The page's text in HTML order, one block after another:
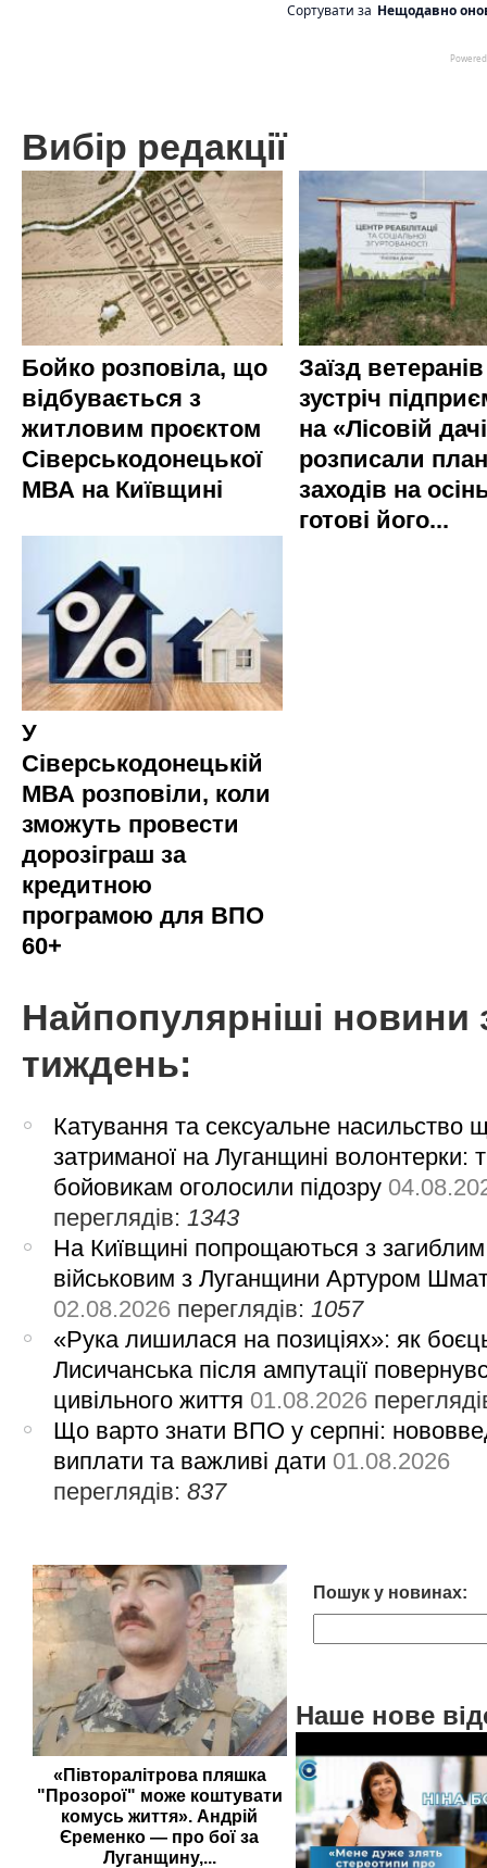
Вибір редакції
Бойко розповіла, що
відбувається з
житловим проєктом
Сіверськодонецької
МВА на Київщині
Заїзд
зустріч
на «Лісовій
розписали план
заходів на
готові його...
У
Сіверськодонецькій
МВА розповіли, коли
зможуть провести
дорозіграш за
кредитною
програмою для ВПО
60+
Найпопулярніші новини
тиждень:
Катування та сексуальне насильство
затриманої на Луганщині волонтерки:
бойовикам оголосили підозру
переглядів:1343
На Київщині попрощаються з загиблим
військовим з Луганщини Артуром
02.08.2026 переглядів:1057
«Рука лишилася на позиціях»: як
Лисичанська після ампутації
цивільного життя 01.08.2026
Що варто знати ВПО у серпні:
виплати та важливі дати 01.08.2026
переглядів:837
«Півторалітрова пляшка
"Прозорої" може коштувати
комусь життя». Андрій
Єременко — про бої за
Луганщину,...
Пошук у новинах:
Наше нове